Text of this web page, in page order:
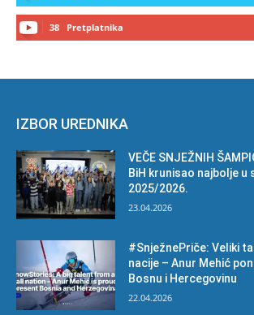
38 Pretplatnika
IZBOR UREDNIKA
VEČE SNJEŽNIH
BiH krunisao najbolje u
2025/2026.
23.04.2026
#SnježnePriče: Veliki
nacije – Anur Mehić
Bosnu i Hercegovinu
22.04.2026